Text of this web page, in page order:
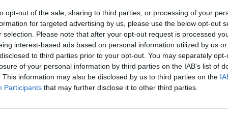
opt-out of the sale, sharing to third parties, or processing of your
for targeted advertising by us, please use the below opt-out
selection. Please note that after your opt-out request is processed
interest-based ads based on personal information utilized by us
to third parties prior to your opt-out. You may separately
of your personal information by third parties on the IAB’s list of
This information may also be disclosed by us to third parties on the
Participants that may further disclose it to other third parties.